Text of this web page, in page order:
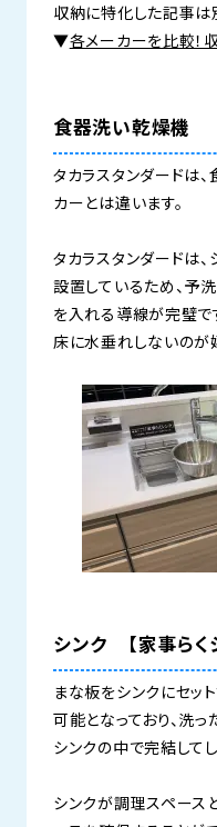
収納に特化した記事は
▼各メーカーを比較！
食器洗い乾燥機
タカラスタンダードは
カーとは違います。
タカラスタンダードは
設置しているため、予
を入れる導線が完璧で
床に水垂れしないのが
シンク 【家事らく
まな板をシンクにセッ
可能となっており、洗
シンクの中で完結してし
シンクが調理スペース